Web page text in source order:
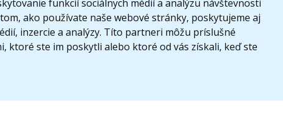
funkcií sociálnych médií a analýzu návštevnosti
ako používate naše webové stránky, poskytujeme aj
inzercie a analýzy. Títo partneri môžu príslušné
ktoré ste im poskytli alebo ktoré od vás získali, keď ste